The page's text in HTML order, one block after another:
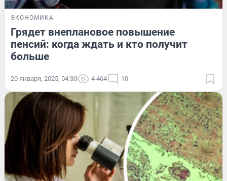
ЭКОНОМИКА
Грядет внеплановое повышение
пенсий: когда ждать и кто получит
больше
20 января, 2025, 04:30 4 464 10